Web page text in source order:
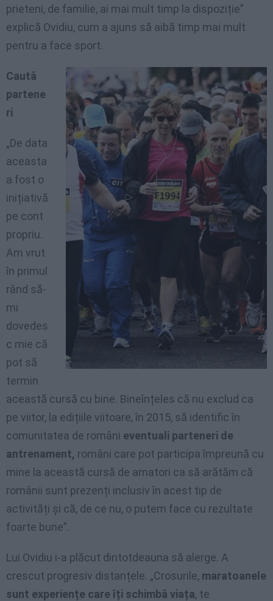
prieteni, de familie, ai mai mult timp la dispoziție”
explică Ovidiu, cum a ajuns să aibă timp mai mult
pentru a face sport.
Caută
partene
ri
„De data
aceasta
a fost o
inițiativă
pe cont
propriu.
Am vrut
în primul
rând să-
mi
dovedes
c mie că
pot să
termin
această cursă cu bine. Bineînțeles că nu exclud ca
pe viitor, la edițiile viitoare, în 2015, să identific în
comunitatea de români eventuali parteneri de
antrenament, români care pot participa împreună cu
mine la această cursă de amatori ca să arătăm că
românii sunt prezenți inclusiv în acest tip de
activități și că, de ce nu, o putem face cu rezultate
foarte bune”.
Lui Ovidiu i-a plăcut dintotdeauna să alerge. A
crescut progresiv distanțele. „Crosurile, maratoanele
sunt experiențe care îți schimbă viața, te